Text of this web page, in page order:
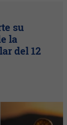
su
la
del 12